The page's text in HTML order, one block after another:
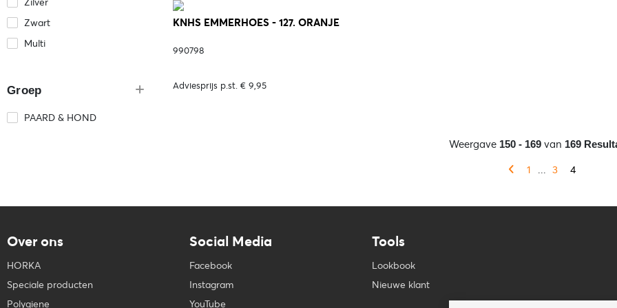
Zwart
Multi
Groep
PAARD & HOND
KNHS EMMERHOES - 127. ORANJE
990798
Adviesprijs p.st. € 9,95
Weergave 150 - 169van 169
1 ... 3 4
Over ons
HORKA
Speciale producten
Polygiene
Social Media
Facebook
Instagram
YouTube
Tools
Lookbook
Nieuwe klant